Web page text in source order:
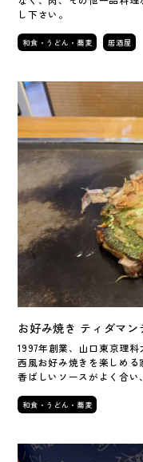
し下さい。
和食・うどん・蕎麦 居酒屋
お好み焼き ティダマン
1997年創業、山口東京理
西風お好み焼きを楽しめ
香ばしいソースがよく合
和食・うどん・蕎麦